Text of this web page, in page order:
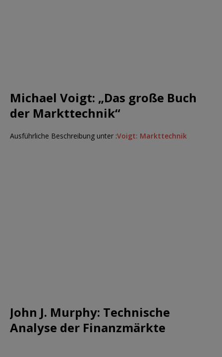
Michael Voigt: „Das große Buch
der Markttechnik“
Ausführliche Beschreibung unter :Voigt: Markttechnik
John J. Murphy: Technische
Analyse der Finanzmärkte